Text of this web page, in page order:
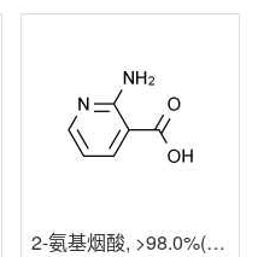
2-氨基烟酸, >98.0%(LC&T)